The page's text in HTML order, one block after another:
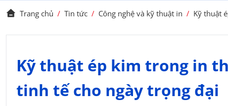
Trang chủ / Tin tức / Công nghệ và kỹ thuật in / Kỹ thuật
Kỹ thuật ép kim trong in
tinh tế cho ngày trọng đại